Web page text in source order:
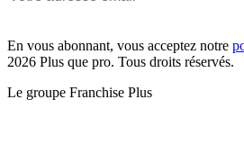
En vous abonnant, vous acceptez notre
2026 Plus que pro. Tous droits réservés.
Le groupe Franchise Plus